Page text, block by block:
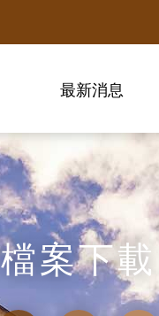
最新消息
檔案下載